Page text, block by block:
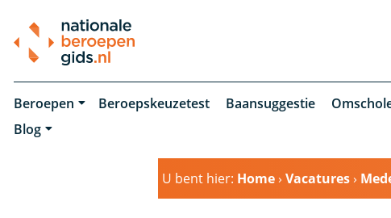
Beroepen Beroepskeuzetest Baansuggestie
Blog
U bent hier: Home›Vacatures›